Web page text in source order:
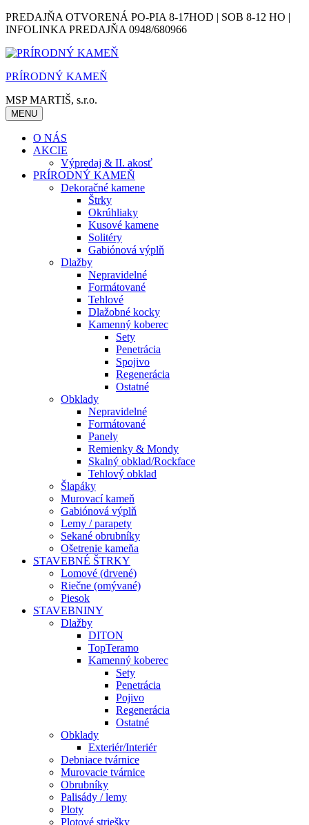
Skip
to
PREDAJŇA OTVORENÁ PO-PIA 8-17HOD | SOB 8-12 HO |
INFOLINKA PREDAJŇA 0948/680966
PRÍRODNÝ KAMEŇ
MSP MARTIŠ, s.r.o.
MENU
O NÁS
AKCIE
Výpredaj & II. akosť
PRÍRODNÝ KAMEŇ
Dekoračné kamene
Štrky
Okrúhliaky
Kusové kamene
Solitéry
Gabiónová výplň
Dlažby
Nepravidelné
Formátované
Tehlové
Dlažobné kocky
Kamenný koberec
Sety
Penetrácia
Spojivo
Regenerácia
Ostatné
Obklady
Nepravidelné
Formátované
Panely
Remienky & Mondy
Skalný obklad/Rockface
Tehlový obklad
Šlapáky
Murovací kameň
Gabiónová výplň
Lemy / parapety
Sekané obrubníky
Ošetrenie kameňa
STAVEBNÉ ŠTRKY
Lomové (drvené)
Riečne (omývané)
Piesok
STAVEBNINY
Dlažby
DITON
TopTeramo
Kamenný koberec
Sety
Penetrácia
Pojivo
Regenerácia
Ostatné
Obklady
Exteriér/Interiér
Debniace tvárnice
Murovacie tvárnice
Obrubníky
Palisády / lemy
Ploty
Plotové striešky